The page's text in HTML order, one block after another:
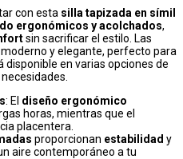
con esta silla tapizada en símil
ergonómicos y acolchados,
sin sacrificar el estilo. Las
moderno y elegante, perfecto para
en varias opciones de
: El diseño ergonómico
horas, mientras que el
placentera.
proporcionan estabilidad y
aire contemporáneo a tu